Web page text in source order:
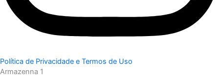
Política de Privacidade e Termos de Uso
Armazenna 1